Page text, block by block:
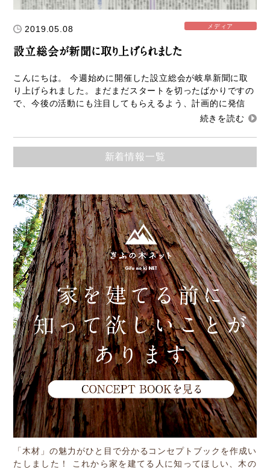
Service
企業検索
ぎふの木ガーデン
ぎふの木ネットの家づくり
補助金・お得情報
施工事例
岐阜県産材商品
参加企業/団体一覧
Column
構造材パッケージ
潜入！岐阜県産材ができるまで
知ってほしい木のコト森のコト
Dr.みのりんの実験室
対談シリーズ
ぎふの木コラム
2019.05.08 メディア
設立総会が新聞に取り上げられました
こんにちは。 今週始めに開催した設立総会が岐阜新聞に取
り上げられました。まだまだスタートを切ったばかりですの
で、今後の活動にも注目してもらえるよう、計画的に発信
新着情報一覧
「木材」の魅力がひと目で分かるコンセプトブックを作成い
たしました！ これから家を建てる人に知ってほしい、木の